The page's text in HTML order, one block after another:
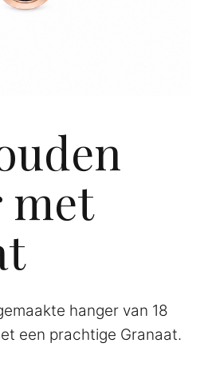
met
hanger van 18
een prachtige Granaat.